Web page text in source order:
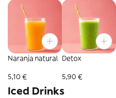
Naranja natural
5,10 €
Detox
5,90 €
Iced Drinks